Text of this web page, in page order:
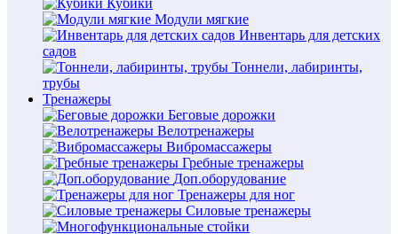
Кубики
Модули мягкие
Инвентарь для детских
садов
Тоннели, лабиринты,
трубы
Тренажеры
Беговые дорожки
Велотренажеры
Вибромассажеры
Гребные тренажеры
Доп.оборудование
Тренажеры для ног
Силовые тренажеры